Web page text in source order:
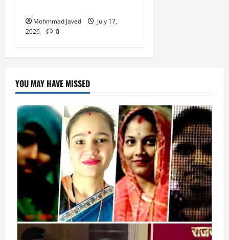
Mohmmad Javed
July 17,
2026
0
YOU MAY HAVE MISSED